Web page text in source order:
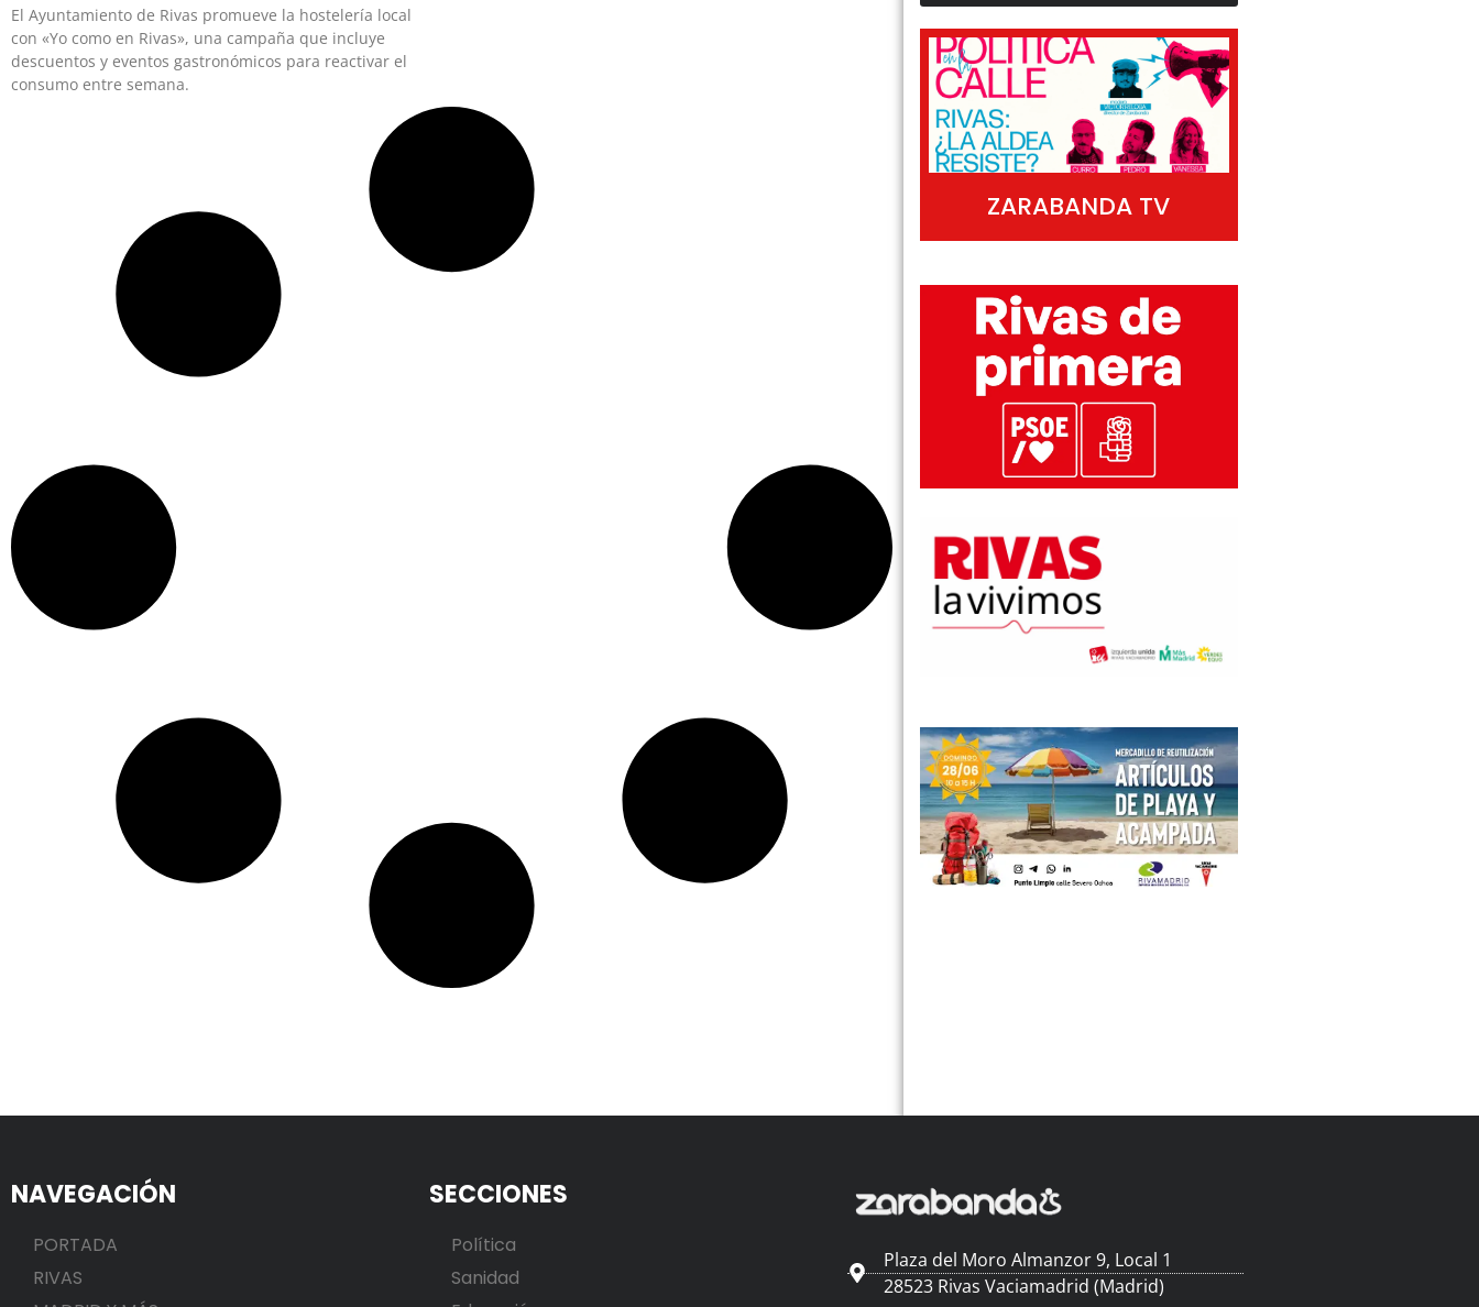
El Ayuntamiento de Rivas promueve la hostelería local
con «Yo como en Rivas», una campaña que incluye
descuentos y eventos gastronómicos para reactivar el
consumo entre semana.
ZARABANDA TV
NAVEGACIÓN
PORTADA
RIVAS
SECCIONES
Política
Sanidad
Plaza del Moro Almanzor 9, Local 1
28523 Rivas Vaciamadrid (Madrid)